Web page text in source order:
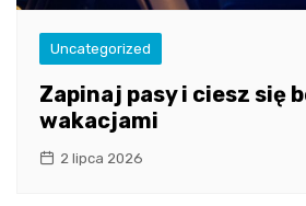
Uncategorized
Zapinaj pasy i ciesz się
wakacjami
2 lipca 2026